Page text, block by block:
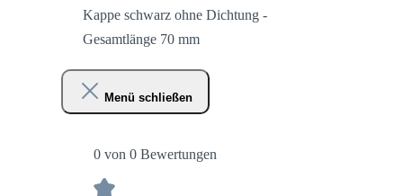
Kappe schwarz ohne Dichtung -
Gesamtlänge 70 mm
Menü schließen
0 von 0 Bewertungen